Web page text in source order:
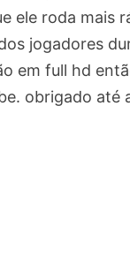
ele roda mais
jogadores
em full hd
obrigado até